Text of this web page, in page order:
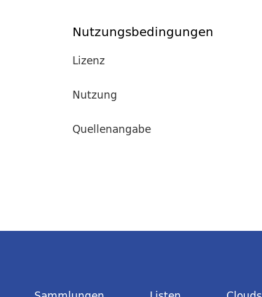
Nutzungsbedingungen
Lizenz
Nutzung
Quellenangabe